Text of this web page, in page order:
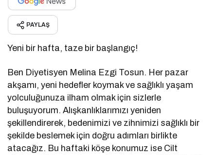
PAYLAŞ
Yeni bir hafta, taze bir başlangıç!
Ben Diyetisyen Melina Ezgi Tosun. Her pazar
akşamı, yeni hedefler koymak ve sağlıklı yaşam
yolculuğunuza ilham olmak için sizlerle
buluşuyorum. Alışkanlıklarımızı yeniden
şekillendirerek, bedenimizi ve zihnimizi sağlıklı bir
şekilde beslemek için doğru adımları birlikte
atacağız. Bu haftaki köşe konumuz ise Cilt